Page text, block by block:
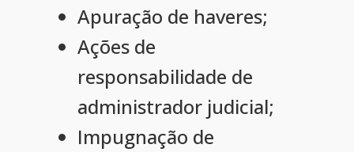
Apuração de haveres;
Ações de
responsabilidade de
administrador judicial;
Impugnação de